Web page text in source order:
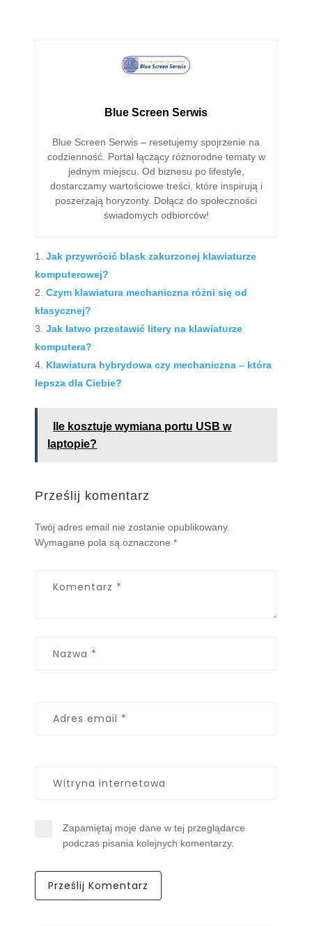
Blue Screen Serwis
Blue Screen Serwis – resetujemy spojrzenie na
codzienność. Portal łączący różnorodne tematy w
jednym miejscu. Od biznesu po lifestyle,
dostarczamy wartościowe treści, które inspirują i
poszerzają horyzonty. Dołącz do społeczności
świadomych odbiorców!
Jak przywrócić blask zakurzonej klawiaturze
komputerowej?
Czym klawiatura mechaniczna różni się od
klasycznej?
Jak łatwo przestawić litery na klawiaturze
komputera?
Klawiatura hybrydowa czy mechaniczna – która
lepsza dla Ciebie?
Ile kosztuje wymiana portu USB w
laptopie?
Prześlij komentarz
Twój adres email nie zostanie opublikowany.
Wymagane pola są oznaczone*
Zapamiętaj moje dane w tej przeglądarce
podczas pisania kolejnych komentarzy.